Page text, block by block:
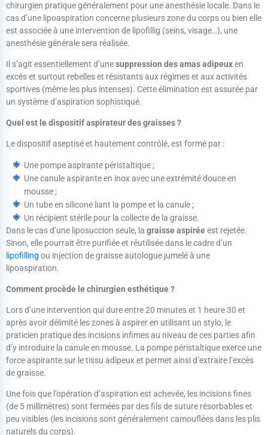
chirurgien pratique généralement pour une anesthésie locale. Dans le
cas d’une lipoaspiration concerne plusieurs zone du corps ou bien elle
est associée à une intervention de lipofillig (seins, visage…), une
anesthésie générale sera réalisée.
Il s’agit essentiellement d’unesuppression des amas adipeuxen
excès et surtout rebelles et résistants aux régimes et aux activités
sportives (même les plus intenses). Cette élimination est assurée par
un système d’aspiration sophistiqué.
Quel est le dispositif aspirateur des graisses ?
Le dispositif aseptisé et hautement contrôlé, est formé par :
Une pompe aspirante péristaltique ;
Une canule aspirante en inox avec une extrémité douce en
mousse ;
Un tube en silicone liant la pompe et la canule ;
Un récipient stérile pour la collecte de la graisse.
Dans le cas d’une liposuccion seule, la graisse aspiréeest rejetée.
Sinon, elle pourrait être purifiée et réutilisée dans le cadre d’un
lipofilling ou injection de graisse autologue jumelé à une
lipoaspiration.
Comment procède le chirurgien esthétique ?
Lors d’une intervention qui dure entre 20 minutes et 1 heure 30 et
après avoir délimité les zones à aspirer en utilisant un stylo, le
praticien pratique des incisions infimes au niveau de ces parties afin
d’y introduire la canule en mousse. La pompe péristaltique exerce une
force aspirante sur le tissu adipeux et permet ainsi d’extraire l’excès
de graisse.
Une fois que l’opération d’aspiration est achevée, les incisions fines
(de 5 millimètres) sont fermées par des fils de suture résorbables et
peu visibles (les incisions sont généralement camouflées dans les plis
naturels du corps).